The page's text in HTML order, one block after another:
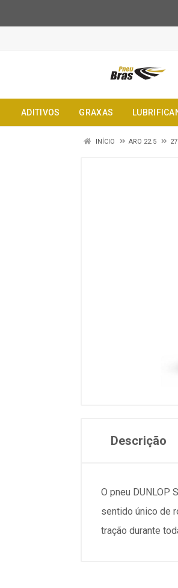
ADITIVOS GRAXAS
INÍCIO ARO 22.5
Descrição
O pneu DUNLOP
sentido único de
tração durante